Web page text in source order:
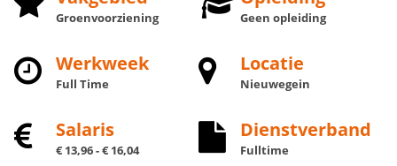
Groenvoorziening Geen opleiding
Werkweek
Full Time
Locatie
Nieuwegein
Salaris
€ 13,96 - € 16,04
Dienstverband
Fulltime